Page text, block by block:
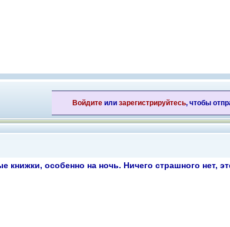
Войдите или зарегистрируйтесь, чтобы
особенно на ночь. Ничего страшного нет,